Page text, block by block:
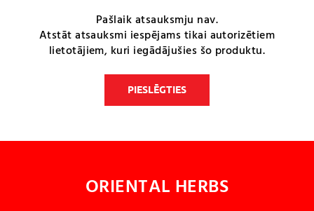
Pašlaik atsauksmju nav.
Atstāt atsauksmi iespējams tikai autorizētiem
lietotājiem, kuri iegādājušies šo produktu.
PIESLĒGTIES
ORIENTAL HERBS